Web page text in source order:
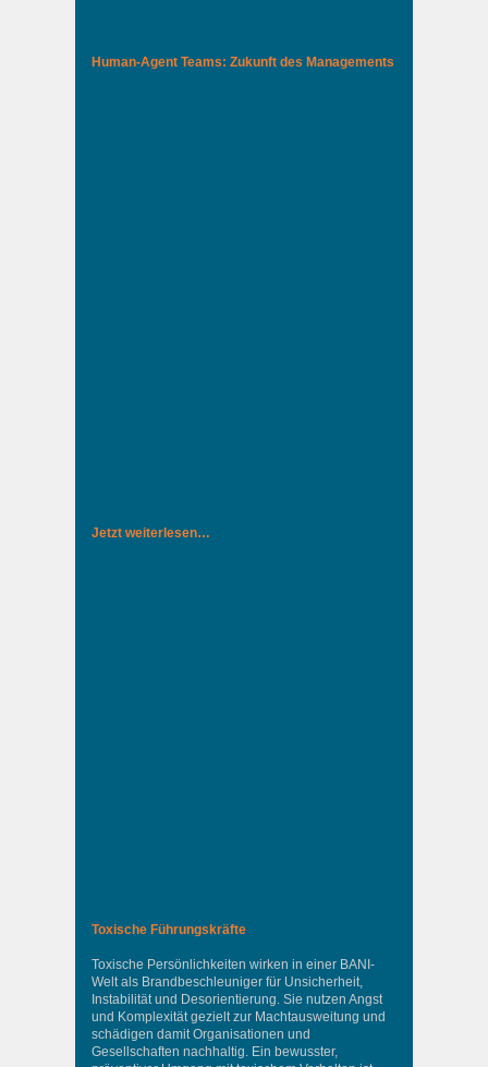
Human-Agent Teams: Zukunft des Managements
Jetzt weiterlesen…
Toxische Führungskräfte
Toxische Persönlichkeiten wirken in einer BANI-
Welt als Brandbeschleuniger für Unsicherheit,
Instabilität und Desorientierung. Sie nutzen Angst
und Komplexität gezielt zur Machtausweitung und
schädigen damit Organisationen und
Gesellschaften nachhaltig. Ein bewusster,